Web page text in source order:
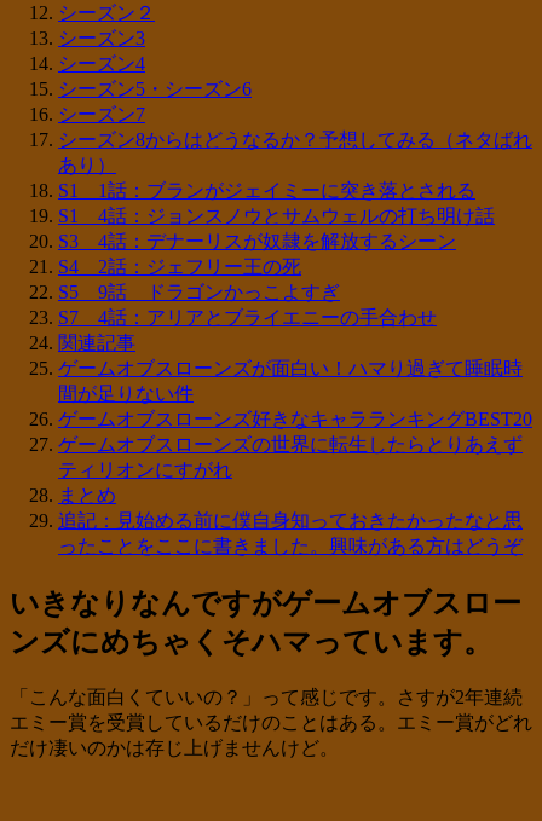
シーズン２
シーズン3
シーズン4
シーズン5・シーズン6
シーズン7
シーズン8からはどうなるか？予想してみる（ネタばれ
あり）
S1 1話：ブランがジェイミーに突き落とされる
S1 4話：ジョンスノウとサムウェルの打ち明け話
S3 4話：デナーリスが奴隷を解放するシーン
S4 2話：ジェフリー王の死
S5 9話 ドラゴンかっこよすぎ
S7 4話：アリアとブライエニーの手合わせ
関連記事
ゲームオブスローンズが面白い！ハマり過ぎて睡眠時
間が足りない件
ゲームオブスローンズ好きなキャラランキングBEST20
ゲームオブスローンズの世界に転生したらとりあえず
ティリオンにすがれ
まとめ
追記：見始める前に僕自身知っておきたかったなと思
ったことをここに書きました。興味がある方はどうぞ
いきなりなんですがゲームオブスロー
ンズにめちゃくそハマっています。
「こんな面白くていいの？」って感じです。さすが2年連続
エミー賞を受賞しているだけのことはある。エミー賞がどれ
だけ凄いのかは存じ上げませんけど。